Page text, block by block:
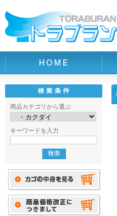
商品カテゴリから選ぶ
キーワードを入力